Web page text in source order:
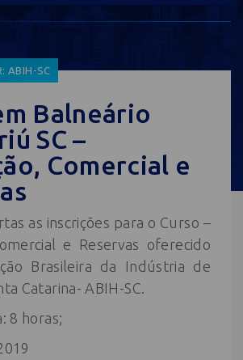
ABIH-SC
Balneário
SC –
Comercial e
as inscrições para o Curso –
e Reservas oferecido
Brasileira da Indústria de
Catarina- ABIH-SC.
8 horas;